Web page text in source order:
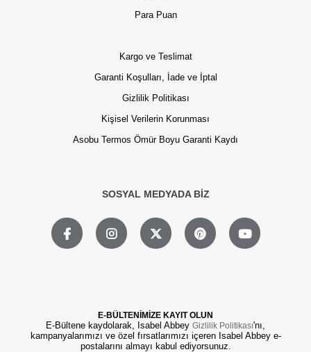
Para Puan
Kargo ve Teslimat
Garanti Koşulları, İade ve İptal
Gizlilik Politikası
Kişisel Verilerin Korunması
Asobu Termos Ömür Boyu Garanti Kaydı
SOSYAL MEDYADA BİZ
E-BÜLTENİMİZE KAYIT OLUN
E-Bültene kaydolarak, Isabel Abbey Gizlilik Politikası'nı,
kampanyalarımızı ve özel fırsatlarımızı içeren Isabel Abbey e-
postalarını almayı kabul ediyorsunuz.